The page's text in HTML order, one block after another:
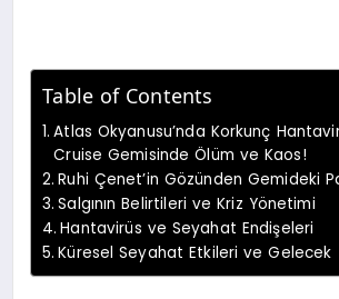
Table of Contents
Atlas Okyanusu’nda Korkunç
Cruise Gemisinde Ölüm ve Kaos!
Ruhi Çenet’in Gözünden Gemideki
Salgının Belirtileri ve Kriz Yönetimi
Hantavirüs ve Seyahat Endişeleri
Küresel Seyahat Etkileri ve Gelecek